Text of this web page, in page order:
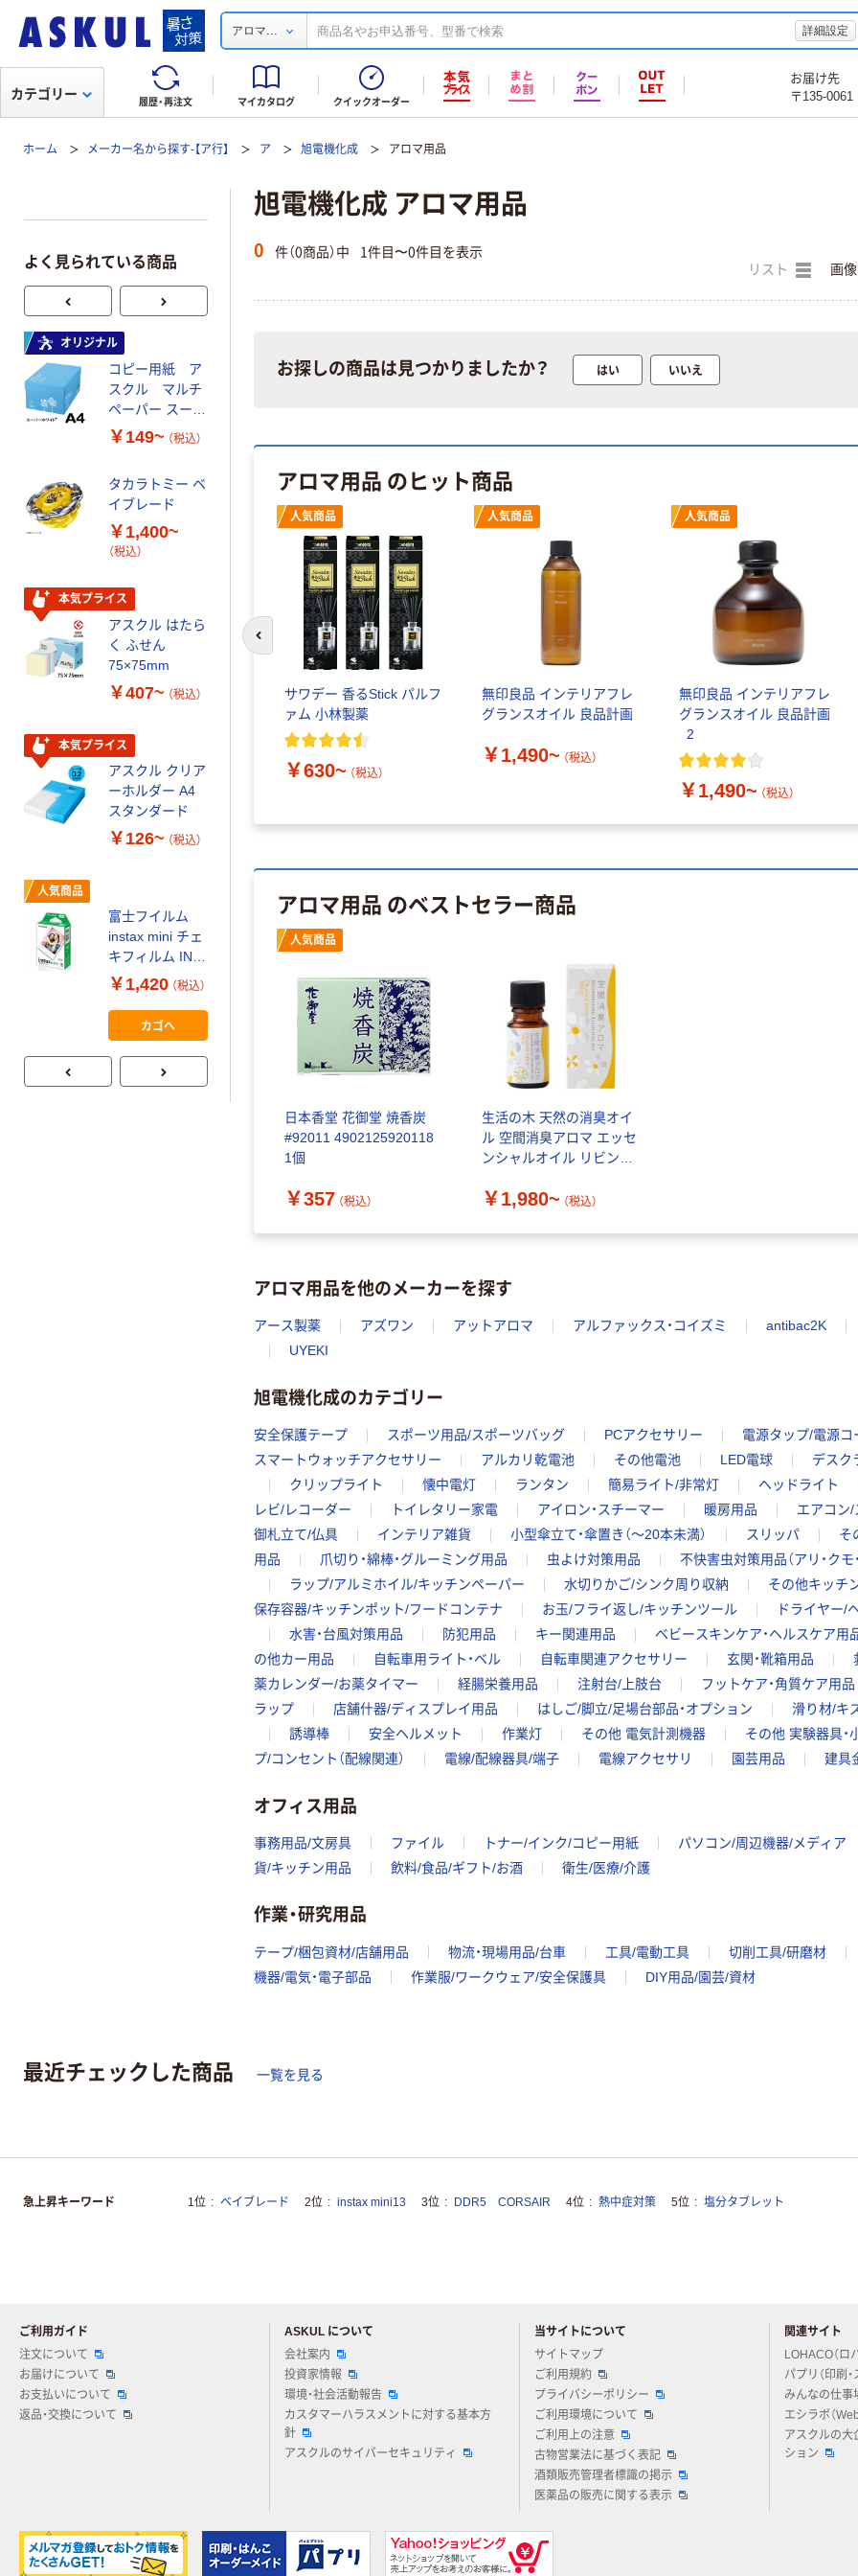
アロマ... 詳細設定
履歴・再注文 マイカタログ クイックオーダー
お届け先
〒135-0061
カテゴリー
ホーム メーカー名から探す-【ア行】 ア 旭電機化成 アロマ用品
旭電機化成 アロマ用品
0 件（0商品）中 1件目〜0件目を表示
リスト 画像
お探しの商品は見つかりましたか？ はい いいえ
アロマ用品 のヒット商品
人気商品
サワデー 香るStick パルフ
ァム 小林製薬
￥630~ （税込）
人気商品
無印良品 インテリアフレ
グランスオイル 良品計画
￥1,490~ （税込）
人気商品
無印良品 インテリアフレ
グランスオイル 良品計画
_2
￥1,490~ （税込）
前のスライドへ
アロマ用品 のベストセラー商品
人気商品
日本香堂 花御堂 焼香炭
#92011 4902125920118
1個
￥357 （税込）
生活の木 天然の消臭オイ
ル 空間消臭アロマ エッセ
ンシャルオイル リビング・
￥1,980~ （税込）
アロマ用品を他のメーカーを探す
アース製薬 アズワン アットアロマ アルファックス・コイズミ antibac2K
UYEKI
旭電機化成のカテゴリー
安全保護テープ スポーツ用品/スポーツバッグ PCアクセサリー 電源タップ/電源コ
スマートウォッチアクセサリー
アルカリ乾電池 その他電池 LED電球 デスク
クリップライト
懐中電灯 ランタン 簡易ライト/非常灯 ヘッドライト
レビ/レコーダー
トイレタリー家電 アイロン・スチーマー 暖房用品 エアコン/
御札立て/仏具
インテリア雑貨 小型傘立て・傘置き（～20本未満） スリッパ そ
用品
爪切り・綿棒・グルーミング用品 虫よけ対策用品 不快害虫対策用品（アリ・クモ
ラップ/アルミホイル/キッチンペーパー
水切りかご/シンク周り収納 その他キッチ
保存容器/キッチンポット/フードコンテナ
お玉/フライ返し/キッチンツール ドライヤー/
水害・台風対策用品
防犯用品 キー関連用品 ベビースキンケア・ヘルスケア用
の他カー用品
自転車用ライト・ベル 自転車関連アクセサリー 玄関・靴箱用品
薬カレンダー/お薬タイマー
経腸栄養用品 注射台/上肢台 フットケア・角質ケア用品
ラップ
店舗什器/ディスプレイ用品 はしご/脚立/足場台部品・オプション 滑り材/キ
誘導棒
安全ヘルメット 作業灯 その他 電気計測機器 その他 実験器具・
プ/コンセント（配線関連）
電線/配線器具/端子 電線アクセサリ 園芸用品 建具
オフィス用品
事務用品/文房具 ファイル トナー/インク/コピー用紙 パソコン/周辺機器/メディア
貨/キッチン用品
飲料/食品/ギフト/お酒 衛生/医療/介護
作業・研究用品
テープ/梱包資材/店舗用品 物流・現場用品/台車 工具/電動工具 切削工具/研磨材
機器/電気・電子部品
作業服/ワークウェア/安全保護具 DIY用品/園芸/資材
よく見られている商品
オリジナル
コピー用紙 ア
スクル マルチ
ペーパー スーパ
ーホワイト+
￥149~ （税込）
タカラトミー ベ
イブレード
￥1,400~
（税込）
本気プライス
アスクル はたら
く ふせん
75×75mm
￥407~ （税込）
本気プライス
アスクル クリア
ーホルダー A4
スタンダード
￥126~ （税込）
人気商品
富士フイルム
instax mini チェ
キフィルム INS
MINI JP1 1パッ
ク（10枚入り）
￥1,420 （税込）
カゴへ
ゴミ袋 エコノミ
オマス素材10％
オリジナル
乾電池 単3
形 アルカリ乾
電池 北欧パッ
ケージ アスク
ルオリジナル
￥140~ （税込）
本気プライス
ティッシュペー
150組 5箱入 ア
スクル スマート
コンパクト ビ
ビッド PEFC認
証
￥328~
オリジナル
ルチペーパー
ミー+
￥149~
本気プライス
【ガムテープ】ア
カラ 厚さ
0.22mm 布テー
￥145~ （税込）
アスクル はたら
く ふせん
本気プライス
トイレットペー
ｍ 再生紙
100% 6ロール
リサイクル100
￥460~
乾電池 単4
電池 北欧パッ
ケージ アスク
ナル ラミネー
サイズ
￥458~
中判 再生紙
100％ 200枚
FSC認証 シング
ル 大王製紙共同
企画 オリジナル
￥149~ （税込）
サントリー 伊右
ぞ。」 緑茶
￥528~
オリジナル
アスクル プラス
粉なし（パウダ
ーフリー）
instax mini13
最近チェックした商品 一覧を見る
急上昇キーワード 1位 ベイブレード 2位 instax mini13 3位 DDR5 CORSAIR 4位 熱中症対策 5位 塩分タブレット
ご利用ガイド
注文について
お届けについて
お支払いについて
返品・交換について
ASKUL について
会社案内
投資家情報
環境・社会活動報告
カスタマーハラスメントに対する基本方
針
アスクルのサイバーセキュリティ
当サイトについて
サイトマップ
ご利用規約
プライバシーポリシー
ご利用環境について
ご利用上の注意
古物営業法に基づく表記
酒類販売管理者標識の掲示
医薬品の販売に関する表示
関連サイト
LOHACO（ロ
パプリ（印刷・
みんなの仕事
エシラボ（
アスクルの大
ション